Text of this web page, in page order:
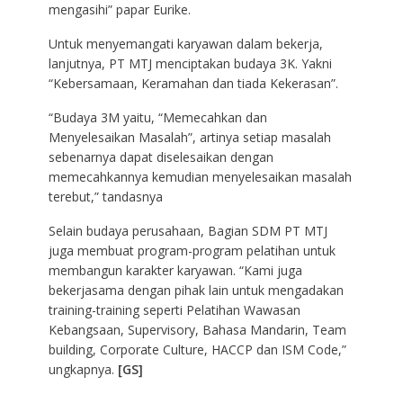
mengasihi” papar Eurike.
Untuk menyemangati karyawan dalam bekerja,
lanjutnya, PT MTJ menciptakan budaya 3K. Yakni
“Kebersamaan, Keramahan dan tiada Kekerasan”.
“Budaya 3M yaitu, “Memecahkan dan
Menyelesaikan Masalah”, artinya setiap masalah
sebenarnya dapat diselesaikan dengan
memecahkannya kemudian menyelesaikan masalah
terebut,” tandasnya
Selain budaya perusahaan, Bagian SDM PT MTJ
juga membuat program-program pelatihan untuk
membangun karakter karyawan. “Kami juga
bekerjasama dengan pihak lain untuk mengadakan
training-training seperti Pelatihan Wawasan
Kebangsaan, Supervisory, Bahasa Mandarin, Team
building, Corporate Culture, HACCP dan ISM Code,”
ungkapnya. [GS]